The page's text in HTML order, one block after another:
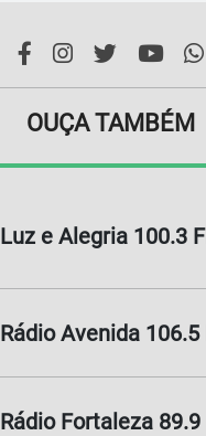
OUÇA TAMBÉM
Luz e Alegria 100.3
Rádio Avenida 106.5
Rádio Fortaleza 89.9